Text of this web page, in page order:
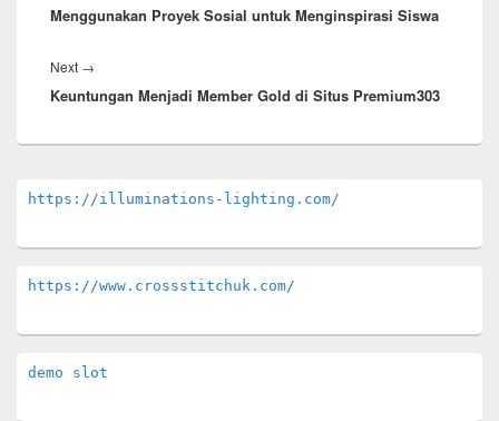
post:
Menggunakan Proyek Sosial untuk Menginspirasi Siswa
Next →
post:
Keuntungan Menjadi Member Gold di Situs Premium303
Primary
Sidebar
Area
https://illuminations-lighting.com/
https://www.crossstitchuk.com/
demo slot